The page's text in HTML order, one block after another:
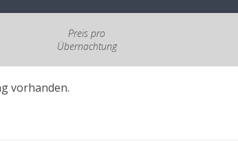
Preis pro
Übernachtung
vorhanden.